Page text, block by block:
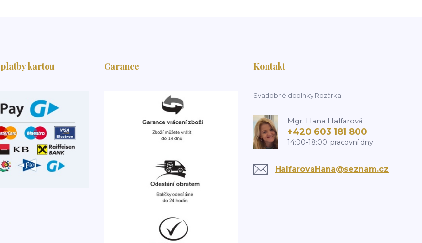
kartou Garance Kontakt
Svadobné doplnky Rozárka
Mgr. Hana Halfarová
+420 603 181 800
14:00-18:00, pracovní dny
HalfarovaHana@seznam.cz